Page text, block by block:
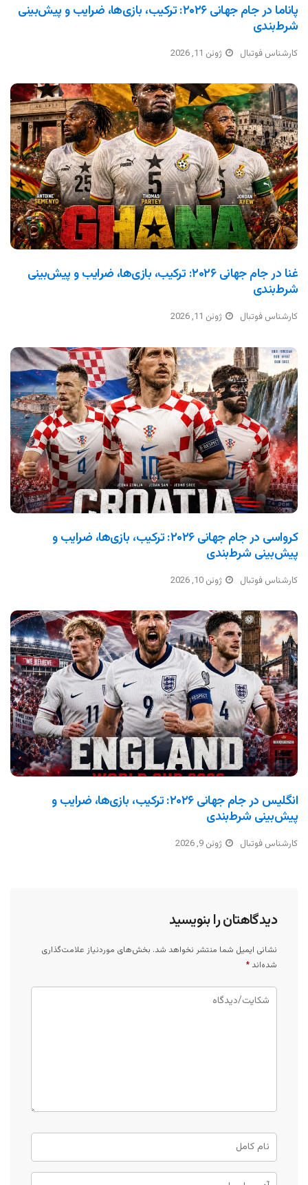
پاناما در جام جهانی ۲۰۲۶: ترکیب، بازی‌ها، ضرایب و پیش‌بینی
شرط‌بندی
کارشناس فوتبال ژوئن 11, 2026
غنا در جام جهانی ۲۰۲۶: ترکیب، بازی‌ها، ضرایب و پیش‌بینی
شرط‌بندی
کارشناس فوتبال ژوئن 11, 2026
کرواسی در جام جهانی ۲۰۲۶: ترکیب، بازی‌ها، ضرایب و
پیش‌بینی شرط‌بندی
کارشناس فوتبال ژوئن 10, 2026
انگلیس در جام جهانی ۲۰۲۶: ترکیب، بازی‌ها، ضرایب و
پیش‌بینی شرط‌بندی
کارشناس فوتبال ژوئن 9, 2026
دیدگاهتان را بنویسید
نشانی ایمیل شما منتشر نخواهد شد. بخش‌های موردنیاز علامت‌گذاری
شده‌اند *